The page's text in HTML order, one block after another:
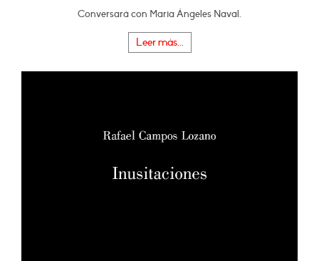
Conversará con Maria Ángeles Naval.
Leer más...